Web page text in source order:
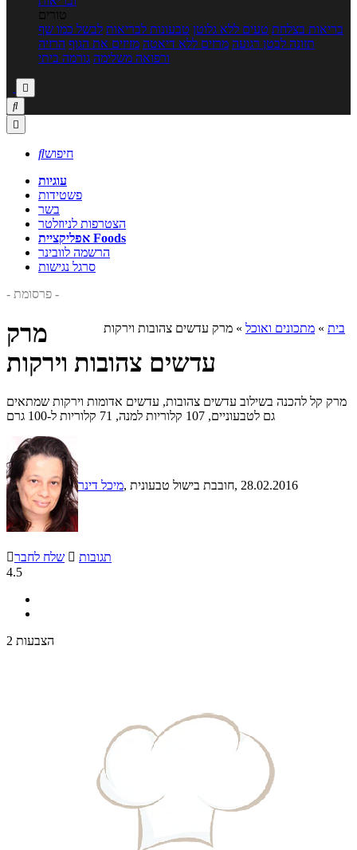
טורים
בריאות בצלחת טעים ללא גלוטן טבעונות לבריאות לבשל כמו שף
תזונה לבטן רגועה מרזים ללא דיאטה מזיזים את הגוף הרזיה
ורפואה משלימה גורמה ביתי



חיפוש
עוגיות
פשטידות
בשר
הצטרפות לניוזלטר
אפליקציית Foods
הרשמה לוובינר
סרגל נגישות
- פרסומת -
בית » מתכונים ואוכל » מרק עדשים צהובות וירקות
מרק
עדשים צהובות וירקות
מרק קל להכנה בשילוב עדשים צהובות, עדשים אדומות וירקות שמתאים
גם לטבעוניים, 107 קלוריות למנה, 71 קלוריות ל-100 גרם
מיכל דינר , חובבת בישול טבעונית, 28.02.2016
שלח לחבר  תגובות
4.5
2 הצבעות